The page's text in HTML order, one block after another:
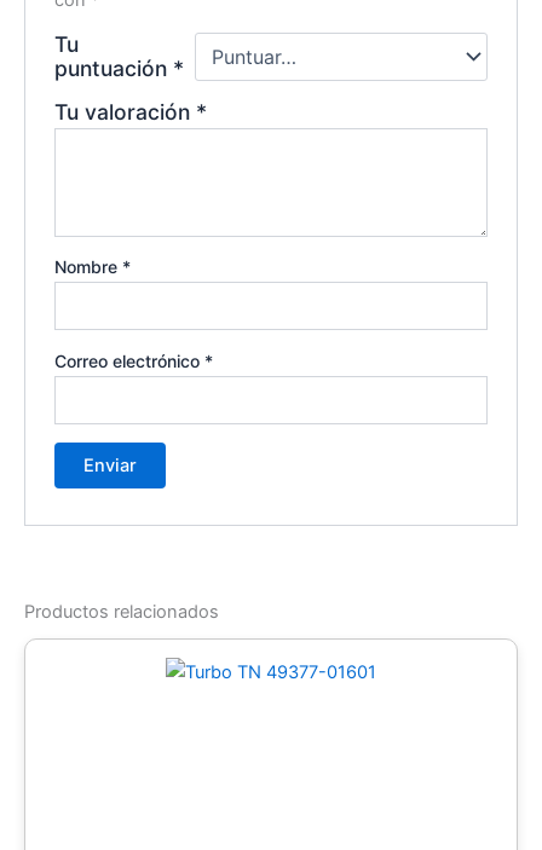
Tu
puntuación *
Tu valoración *
Nombre *
Correo electrónico *
Productos relacionados